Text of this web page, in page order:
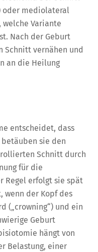
mediolateral
Variante
Nach der Geburt
Schnitt vernähen und
an die Heilung
entscheidet, dass
sie den
Schnitt durch
für die
Regel erfolgt sie spät
wenn der Kopf des
(„crowning“) und ein
Geburt
hängt von
Belastung, einer